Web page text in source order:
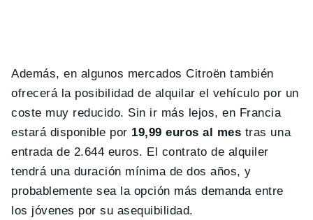
Además, en algunos mercados Citroën también
ofrecerá la posibilidad de alquilar el vehículo por un
coste muy reducido. Sin ir más lejos, en Francia
estará disponible por 19,99 euros al mes tras una
entrada de 2.644 euros. El contrato de alquiler
tendrá una duración mínima de dos años, y
probablemente sea la opción más demanda entre
los jóvenes por su asequibilidad.